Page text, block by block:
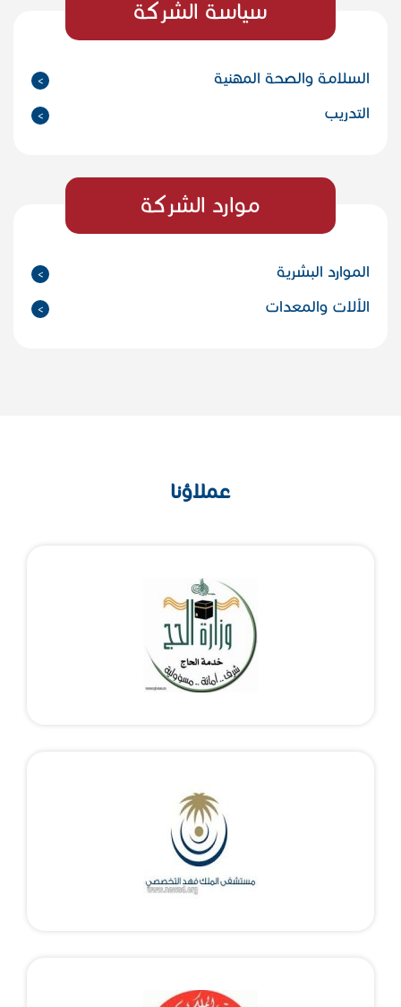
سياسة الشركة
السلامة والصحة المهنية
التدريب
موارد الشركة
الموارد البشرية
الألات والمعدات
عملاؤنا